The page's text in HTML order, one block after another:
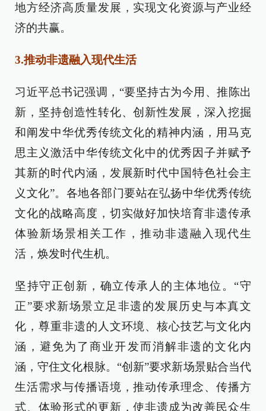
地方经济高质量发展，实现文化资源与产业经
济的共赢。
3.推动非遗融入现代生活
习近平总书记强调，“要坚持古为今用、推陈出
新，坚持创造性转化、创新性发展，深入挖掘
和阐发中华优秀传统文化的精神内涵，用马克
思主义激活中华传统文化中的优秀因子并赋予
其新的时代内涵，发展新时代中国特色社会主
义文化”。各地各部门要站在弘扬中华优秀传统
文化的战略高度，切实做好加快培育非遗传承
体验新场景相关工作，推动非遗融入现代生
活，焕发时代生机。
坚持守正创新，确立传承人的主体地位。“守
正”要求新场景立足非遗的发展历史与本真文
化，尊重非遗的人文环境、核心技艺与文化内
涵，避免为了商业开发而消解非遗的文化内
涵，守住文化根脉。“创新”要求新场景贴合当代
生活需求与传播语境，推动传承理念、传播方
式、体验形式的更新，使非遗成为改善民众生